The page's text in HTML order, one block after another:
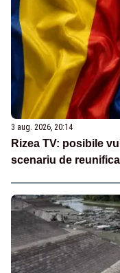
3 aug. 2026, 20:14
Rizea TV: posibile
scenariu de